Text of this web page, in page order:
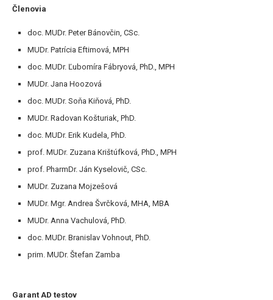
Členovia
doc. MUDr. Peter Bánovčin, CSc.
MUDr. Patrícia Eftimová, MPH
doc. MUDr. Ľubomíra Fábryová, PhD., MPH
MUDr. Jana Hoozová
doc. MUDr. Soňa Kiňová, PhD.
MUDr. Radovan Košturiak, PhD.
doc. MUDr. Erik Kudela, PhD.
prof. MUDr. Zuzana Krištúfková, PhD., MPH
prof. PharmDr. Ján Kyselovič, CSc.
MUDr. Zuzana Mojzešová
MUDr. Mgr. Andrea Švrčková, MHA, MBA
MUDr. Anna Vachulová, PhD.
doc. MUDr. Branislav Vohnout, PhD.
prim. MUDr. Štefan Zamba
Garant AD testov